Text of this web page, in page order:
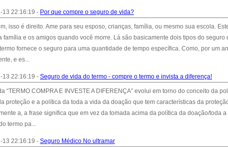
13 22:16:19 - Por que compre o seguro de vida?
isso é direito. Ame para seu esposo, crianças, família, ou mesmo sua escola.
família e os amigos quando você morre. Lá são basicamente dois tipos do seguro
fornece o seguro para uma quantidade de tempo específica. Como, por um
e es...
13 22:16:19 - Seguro de vida do termo - compre o termo e invista a diferença!
“TERMO COMPRA E INVESTE A DIFERENÇA” evolui em torno do conceito da
proteção e a política da toda a vida da doação que tem características da
a, a frase significa que em vez da tomada acima da política da doação/toda
termo pa...
13 22:16:19 - Seguro Médico No ultramar